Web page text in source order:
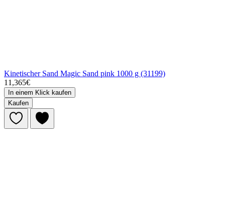
Kinetischer Sand Magic Sand pink 1000 g (31199)
11,365€
In einem Klick kaufen
Kaufen